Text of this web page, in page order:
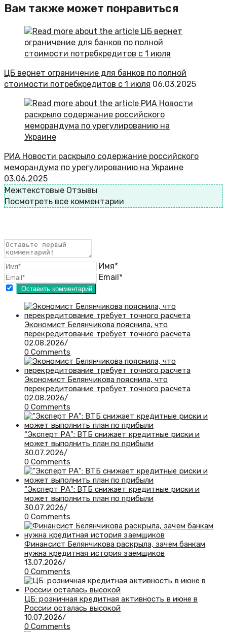
Вам также может понравиться
ЦБ вернет ограничение для банков по полной
стоимости потребкредитов с 1 июля 06.03.2025
РИА Новости раскрыло содержание российского
меморандума по урегулированию на Украине
03.06.2025
Межтекстовые Отзывы
Посмотреть все комментарии
Имя*
Email*
Экономист Белянчикова пояснила, что
перекредитование требует точного расчета
02.08.2026/
0 Comments
Экономист Белянчикова пояснила, что
перекредитование требует точного расчета
02.08.2026/
0 Comments
“Эксперт РА”: ВТБ снижает кредитные риски и
может выполнить план по прибыли
30.07.2026/
0 Comments
“Эксперт РА”: ВТБ снижает кредитные риски и
может выполнить план по прибыли
30.07.2026/
0 Comments
Финансист Белянчикова раскрыла, зачем банкам
нужна кредитная история заемщиков
13.07.2026/
0 Comments
ЦБ: розничная кредитная активность в июне в
России осталась высокой
10.07.2026/
0 Comments